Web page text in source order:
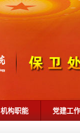
机构职能 党建工